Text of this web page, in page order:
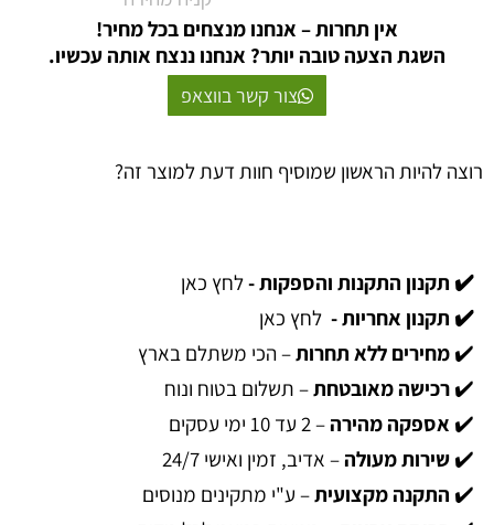
אין תחרות – אנחנו מנצחים בכל מחיר!
השגת הצעה טובה יותר? אנחנו ננצח אותה עכשיו.
צור קשר בווצאפ
רוצה להיות הראשון שמוסיף חוות דעת למוצר זה?
✔️ תקנון התקנות והספקות -לחץ כאן
✔️ תקנון אחריות - לחץ כאן
✔️ מחירים ללא תחרות– הכי משתלם בארץ
✔️ רכישה מאובטחת– תשלום בטוח ונוח
✔️ אספקה מהירה– 2 עד 10 ימי עסקים
✔️ שירות מעולה– אדיב, זמין ואישי 24/7
✔️ התקנה מקצועית– ע"י מתקינים מנוסים